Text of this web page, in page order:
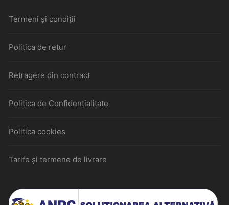
Termeni și condiții
Politica de retur
Retragere din contract
Politica de Confidențialitate
Politica cookies
Tarife și termene de livrare